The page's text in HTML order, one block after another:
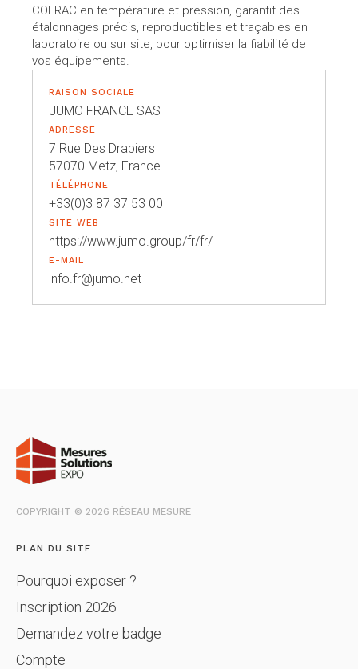
COFRAC en température et pression, garantit des
étalonnages précis, reproductibles et traçables en
laboratoire ou sur site, pour optimiser la fiabilité de
vos équipements.
RAISON SOCIALE
JUMO FRANCE SAS
ADRESSE
7 Rue Des Drapiers
57070 Metz, France
TÉLÉPHONE
+33(0)3 87 37 53 00
SITE WEB
https://www.jumo.group/fr/fr/
E-MAIL
info.fr@jumo.net
COPYRIGHT © 2026 RÉSEAU MESURE
PLAN DU SITE
Pourquoi exposer ?
Inscription 2026
Demandez votre badge
Compte